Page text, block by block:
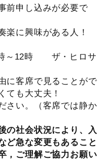
前申し込みが必要で
楽に興味がある人！
時～12時 ザ・ヒロサ
に客席で見ることがで
ても大丈夫！
さい。（客席では静か
の社会状況により、入
ど急な変更もあること
，ご理解ご協力お願い